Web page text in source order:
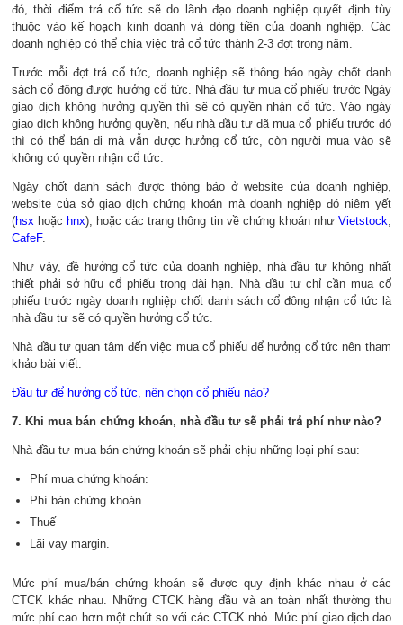
đó, thời điểm trả cổ tức sẽ do lãnh đạo doanh nghiệp quyết định tùy
thuộc vào kế hoạch kinh doanh và dòng tiền của doanh nghiệp. Các
doanh nghiệp có thể chia việc trả cổ tức thành 2-3 đợt trong năm.
Trước mỗi đợt trả cổ tức, doanh nghiệp sẽ thông báo ngày chốt danh
sách cổ đông được hưởng cổ tức. Nhà đầu tư mua cổ phiếu trước Ngày
giao dịch không hưởng quyền thì sẽ có quyền nhận cổ tức. Vào ngày
giao dịch không hưởng quyền, nếu nhà đầu tư đã mua cổ phiếu trước đó
thì có thể bán đi mà vẫn được hưởng cổ tức, còn người mua vào sẽ
không có quyền nhận cổ tức.
Ngày chốt danh sách được thông báo ở website của doanh nghiệp,
website của sở giao dịch chứng khoán mà doanh nghiệp đó niêm yết
(hsx hoặchnx), hoặc các trang thông tin về chứng khoán như Vietstock
CafeF.
Như vậy, đề hưởng cổ tức của doanh nghiệp, nhà đầu tư không nhất
thiết phải sở hữu cổ phiếu trong dài hạn. Nhà đầu tư chỉ cần mua cổ
phiếu trước ngày doanh nghiệp chốt danh sách cổ đông nhận cổ tức là
nhà đầu tư sẽ có quyền hưởng cổ tức.
Nhà đầu tư quan tâm đến việc mua cổ phiếu để hưởng cổ tức nên tham
khảo bài viết:
Đầu tư để hưởng cổ tức, nên chọn cổ phiếu nào?
7. Khi mua bán chứng khoán, nhà đầu tư sẽ phải trả phí như nào?
Nhà đầu tư mua bán chứng khoán sẽ phải chịu những loại phí sau:
Phí mua chứng khoán:
Phí bán chứng khoán
Thuế
Lãi vay margin.
Mức phí mua/bán chứng khoán sẽ được quy định khác nhau ở các
CTCK khác nhau. Những CTCK hàng đầu và an toàn nhất thường thu
mức phí cao hơn một chút so với các CTCK nhỏ. Mức phí giao dịch dao